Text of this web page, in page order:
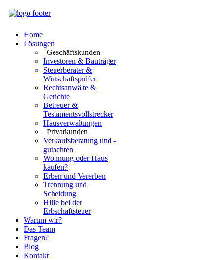
Home
Lösungen
| Geschäftskunden
Investoren & Bauträger
Steuerberater &
Wirtschaftsprüfer
Rechtsanwälte &
Gerichte
Betreuer &
Testamentsvollstrecker
Hausverwaltungen
| Privatkunden
Verkaufsberatung und -
gutachten
Wohnung oder Haus
kaufen?
Erben und Vererben
Trennung und
Scheidung
Hilfe bei der
Erbschaftsteuer
Warum wir?
Das Team
Fragen?
Blog
Kontakt